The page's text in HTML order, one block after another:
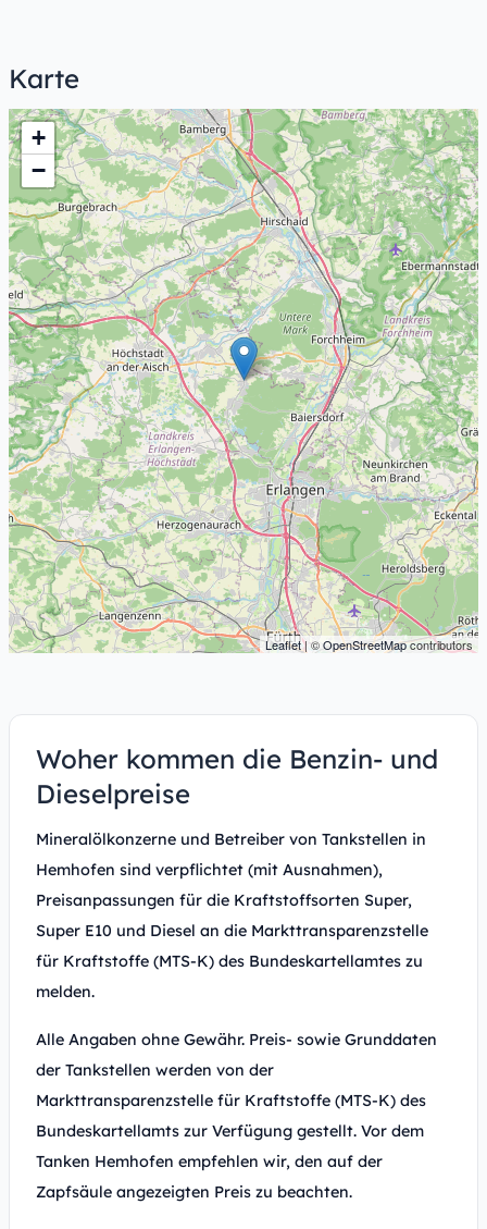
Karte
+
−
Leaflet| ©OpenStreetMapcontributors
Woher kommen die Benzin- und
Dieselpreise
Mineralölkonzerne und Betreiber von Tankstellen in
Hemhofen sind verpflichtet (mit Ausnahmen),
Preisanpassungen für die Kraftstoffsorten Super,
Super E10 und Diesel an die Markttransparenzstelle
für Kraftstoffe (MTS-K) des Bundeskartellamtes zu
melden.
Alle Angaben ohne Gewähr. Preis- sowie Grunddaten
der Tankstellen werden von der
Markttransparenzstelle für Kraftstoffe (MTS-K) des
Bundeskartellamts zur Verfügung gestellt. Vor dem
Tanken Hemhofen empfehlen wir, den auf der
Zapfsäule angezeigten Preis zu beachten.